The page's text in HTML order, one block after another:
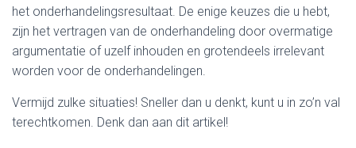
het onderhandelingsresultaat. De enige keuzes die u hebt,
zijn het vertragen van de onderhandeling door overmatige
argumentatie of uzelf inhouden en grotendeels irrelevant
worden voor de onderhandelingen.
Vermijd zulke situaties! Sneller dan u denkt, kunt u in zo’n val
terechtkomen. Denk dan aan dit artikel!